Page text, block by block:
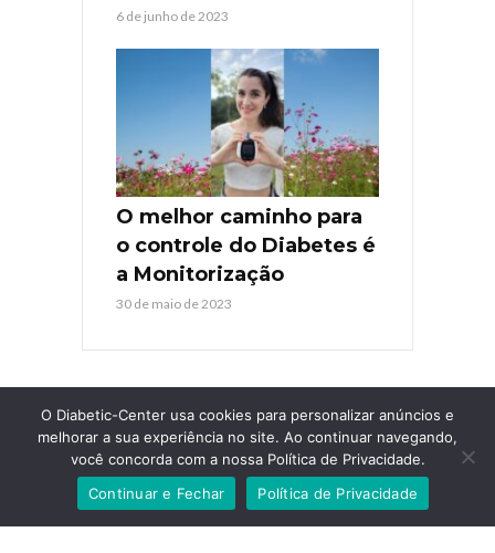
6 de junho de 2023
O melhor caminho para
o controle do Diabetes é
a Monitorização
30 de maio de 2023
COPYRIGHT © 2026. TODOS OS DIREITOS RESERVADOSDIABETIC-
CENTER. AGÊNCIA GUARDIOLA WEB.
O Diabetic-Center usa cookies para personalizar anúncios e
melhorar a sua experiência no site. Ao continuar navegando,
você concorda com a nossa Política de Privacidade.
Continuar e Fechar
Política de Privacidade